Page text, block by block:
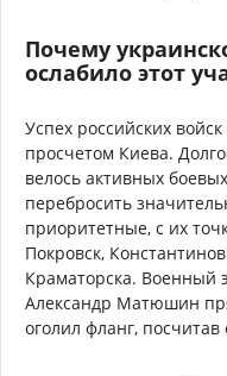
Почему
ослабило этот
Успех российских
просчетом Киева.
велось активных
перебросить
приоритетные, с их
Покровск,
Краматорска. Военный
Александр Матюшин
оголил фланг,